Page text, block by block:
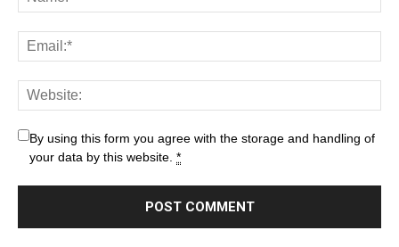
By using this form you agree with the storage and handling of
your data by this website. *